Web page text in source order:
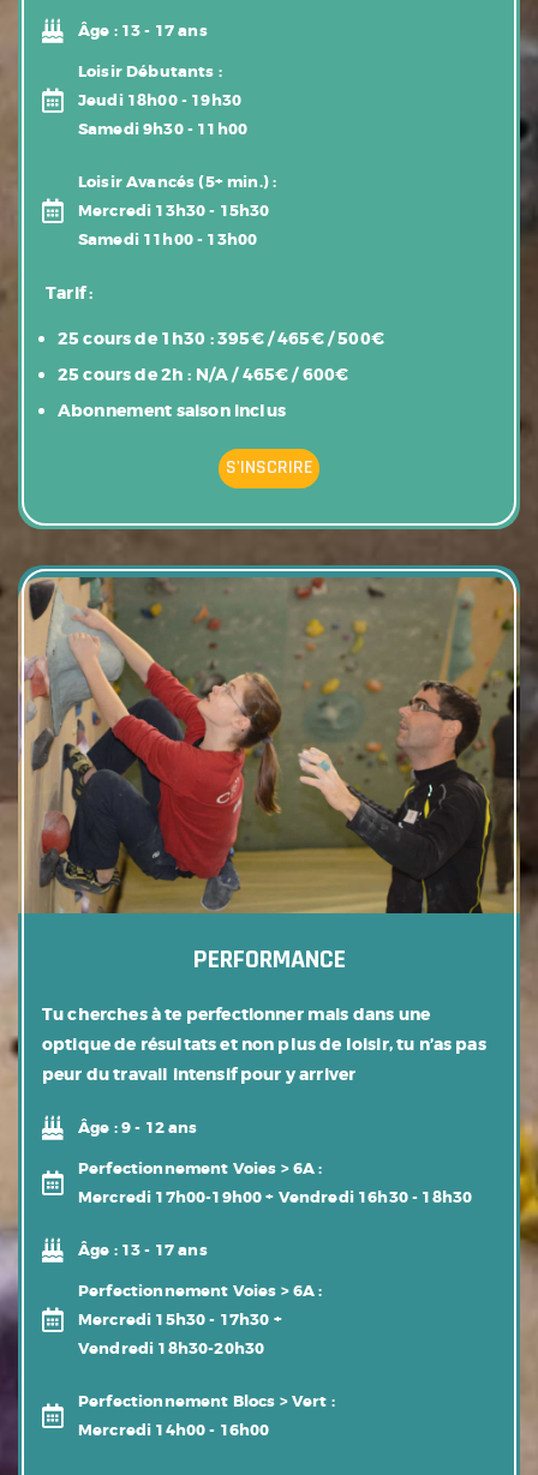
Âge :13 - 17 ans
Loisir Débutants :
Jeudi 18h00 - 19h30
Samedi 9h30 - 11h00
Loisir Avancés(5+ min.) :
Mercredi 13h30 - 15h30
Samedi 11h00 - 13h00
Tarif :
25 cours de 1h30 : 395€ / 465€ / 500€
25 cours de 2h : N/A / 465€ / 600€
Abonnement saison inclus
S'INSCRIRE
PERFORMANCE
Tu cherches à te perfectionner mais dans une
optique de résultats et non plus de loisir, tu n’as pas
peur du travail intensif pour y arriver
Âge :9 - 12 ans
Perfectionnement Voies > 6A :
Mercredi 17h00-19h00 + Vendredi 16h30 - 18h30
Âge :13 - 17 ans
Perfectionnement Voies > 6A:
Mercredi 15h30 - 17h30 +
Vendredi 18h30-20h30
Perfectionnement Blocs > Vert :
Mercredi 14h00 - 16h00